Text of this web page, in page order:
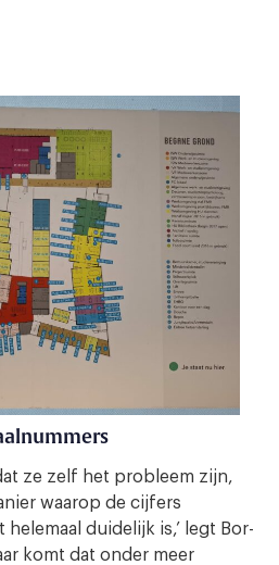
ze zelf het probleem zijn,
waarop de cijfers
duidelijk is,’ legt Bor-
komt dat onder meer